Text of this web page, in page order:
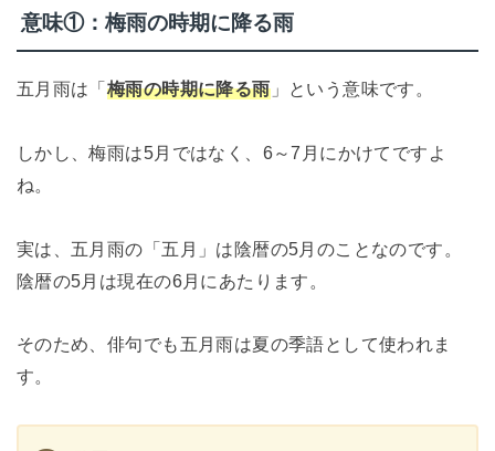
意味①：梅雨の時期に降る雨
五月雨は「梅雨の時期に降る雨」という意味です。
しかし、梅雨は5月ではなく、6～7月にかけてですよ
ね。
実は、五月雨の「五月」は陰暦の5月のことなのです。
陰暦の5月は現在の6月にあたります。
そのため、俳句でも五月雨は夏の季語として使われま
す。